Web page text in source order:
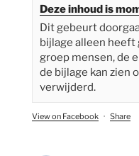
Deze inhoud is
Dit gebeurt
bijlage alleen heeft
groep mensen, de
de bijlage kan zien
verwijderd.
View on Facebook · Share